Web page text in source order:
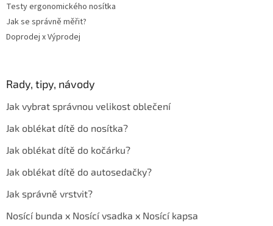
Testy ergonomického nosítka
Jak se správně měřit?
Doprodej x Výprodej
Rady, tipy, návody
Jak vybrat správnou velikost oblečení
Jak oblékat dítě do nosítka?
Jak oblékat dítě do kočárku?
Jak oblékat dítě do autosedačky?
Jak správně vrstvit?
Nosící bunda x Nosící vsadka x Nosící kapsa